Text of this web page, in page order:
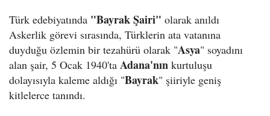
Türk edebiyatında "Bayrak Şairi" olarak anıldı
Askerlik görevi sırasında, Türklerin ata vatanına
duyduğu özlemin bir tezahürü olarak "Asya" soyadını
alan şair, 5 Ocak 1940'ta Adana'nın kurtuluşu
dolayısıyla kaleme aldığı "Bayrak" şiiriyle geniş
kitlelerce tanındı.